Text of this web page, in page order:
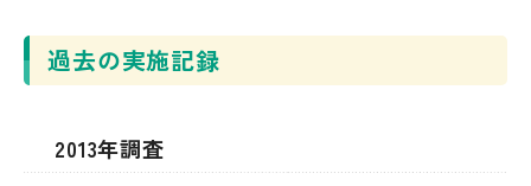
過去の実施記録
2013年調査